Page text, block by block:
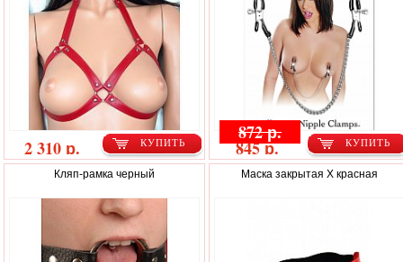
КУПИТЬ
2 310 р. КУПИТЬ
872 р.
845 р.
Кляп-рамка черный Маска закрытая Х красная